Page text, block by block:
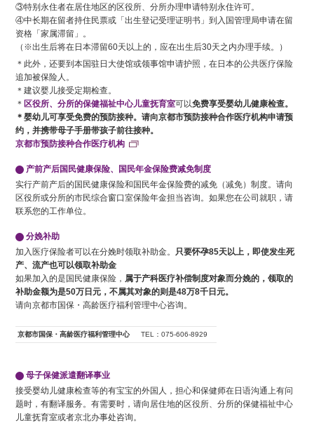
③特别永住者在居住地区的区役所、分所办理申请特别永住许可。
④中长期在留者持住民票或「出生登记受理证明书」到入国管理局申请在留
资格「家属滞留」。
（※出生后将在日本滞留60天以上的，应在出生后30天之内办理手续。）
＊此外，还要到本国驻日大使馆或领事馆申请护照，在日本的公共医疗保险
追加被保险人。
＊建议婴儿接受定期检查。
＊ 区役所、分所的保健福祉中心儿童抚育室可以免费享受婴幼儿健康检查。
＊婴幼儿可享受免费的预防接种。请向京都市预防接种合作医疗机构申请预
约，并携带母子手册带孩子前往接种。
京都市预防接种合作医疗机构
产前产后国民健康保险、国民年金保险费减免制度
实行产前产后的国民健康保险和国民年金保险费的减免（减免）制度。请向
区役所或分所的市民综合窗口室保险年金担当咨询。如果您在公司就职，请
联系您的工作单位。
分娩补助
加入医疗保险者可以在分娩时领取补助金。 只要怀孕85天以上，即使发生死
产、流产也可以领取补助金
如果加入的是国民健康保险， 属于产科医疗补偿制度对象而分娩的，领取的
补助金额为是50万日元，不属其对象的则是48万8千日元。
请向京都市国保・高龄医疗福利管理中心咨询。
京都市国保・高龄医疗福利管理中心 TEL：075-606-8929
母子保健派遣翻译事业
接受婴幼儿健康检查等的有宝宝的外国人，担心和保健师在日语沟通上有问
题时，有翻译服务。有需要时，请向居住地的区役所、分所的保健福祉中心
儿童抚育室或者京北办事处咨询。